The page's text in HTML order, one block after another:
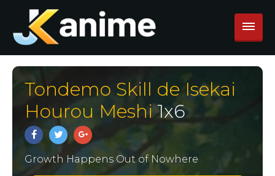
Tondemo Skill de Isekai
Hourou Meshi1x6
Growth Happens Out of Nowhere